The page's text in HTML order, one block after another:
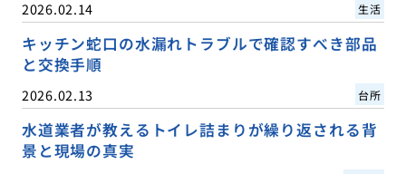
2026.02.14 生活
キッチン蛇口の水漏れトラブルで確認すべき部品
と交換手順
2026.02.13 台所
水道業者が教えるトイレ詰まりが繰り返される背
景と現場の真実